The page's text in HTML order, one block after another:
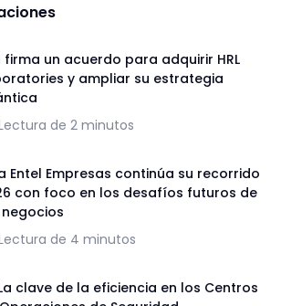
firma un acuerdo para adquirir HRL
y ampliar su estrategia
de 2 minutos
Entel Empresas continúa su recorrido
con foco en los desafíos futuros de
de 4 minutos
clave de la eficiencia en los Centros